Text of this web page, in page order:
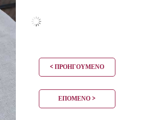
< ΠΡΟΗΓΟΎΜΕΝΟ
ΕΠΌΜΕΝΟ >